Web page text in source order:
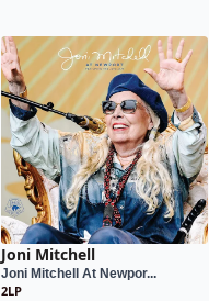
Joni Mitchell
Joni Mitchell At Newpor...
2LP